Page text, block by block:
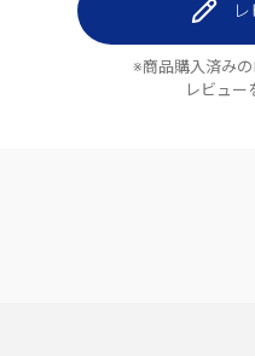
※商品購入済み
レビュー